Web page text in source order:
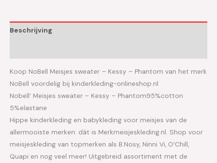
Beschrijving
Koop NoBell Meisjes sweater – Kessy – Phantom van het merk
NoBell voordelig bij kinderkleding-onlineshop.nl
Nobell’ Meisjes sweater – Kessy – Phantom95%cotton
5%elastane
Hippe kinderkleding en babykleding voor meisjes van de
allermooiste merken: dát is Merkmeisjeskleding.nl. Shop voor
meisjeskleding van topmerken als B.Nosy, Ninni Vi, O’Chill,
Quapi en nog veel meer! Uitgebreid assortiment met de